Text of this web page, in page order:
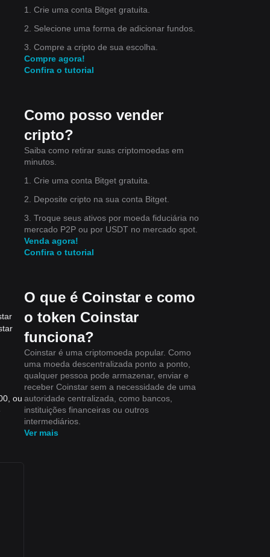
ou
1. Crie uma conta Bitget gratuita.
2. Selecione uma forma de adicionar fundos.
3. Compre a cripto de sua escolha.
Compre agora!
Confira o tutorial
Como posso vender
cripto?
Saiba como retirar suas criptomoedas em
minutos.
1. Crie uma conta Bitget gratuita.
2. Deposite cripto na sua conta Bitget.
3. Troque seus ativos por moeda fiduciária no
mercado P2P ou por USDT no mercado spot.
Venda agora!
Confira o tutorial
O que é Coinstar e como
o token Coinstar
funciona?
Coinstar é uma criptomoeda popular. Como
uma moeda descentralizada ponto a ponto,
qualquer pessoa pode armazenar, enviar e
receber Coinstar sem a necessidade de uma
autoridade centralizada, como bancos,
instituições financeiras ou outros
intermediários.
Ver mais